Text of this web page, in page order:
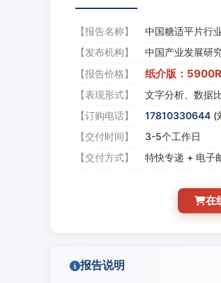
【报告名称】
中国糖适平片行
【发布机构】
中国产业发展研
【报告价格】
纸介版：
【表现形式】
文字分析、数据
【订购电话】
17810330644 (
【交付时间】
3-5个工作日
【交付方式】
特快专递 + 电子
在
报告说明